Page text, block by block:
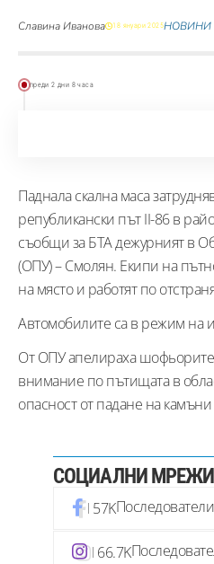
Славина Иванова 18 януари 2025НОВИНИ
преди 2 дни 8 часа
Паднала скална маса
републикански път II-86 в
съобщи за БТА дежурният в
(ОПУ) – Смолян. Екипи на
на място и работят по
Автомобилите са в режим на
От ОПУ апелираха
внимание по пътищата в
опасност от падане на камъни
СОЦИАЛНИ МРЕЖИ
57KПоследователи
66.7K